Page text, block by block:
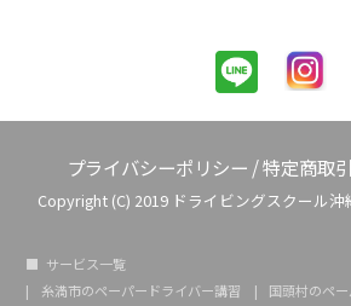
プライバシーポリシー /特定商取
Copyright (C) 2019 ドライビングスクール
サービス一覧
糸満市のペーパードライバー講習
国頭村のペ